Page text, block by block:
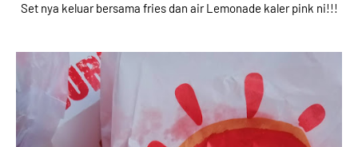
Set nya keluar bersama fries dan air Lemonade kaler pink ni!!!